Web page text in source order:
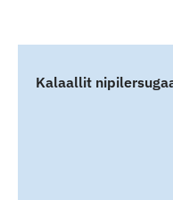
Kalaallit